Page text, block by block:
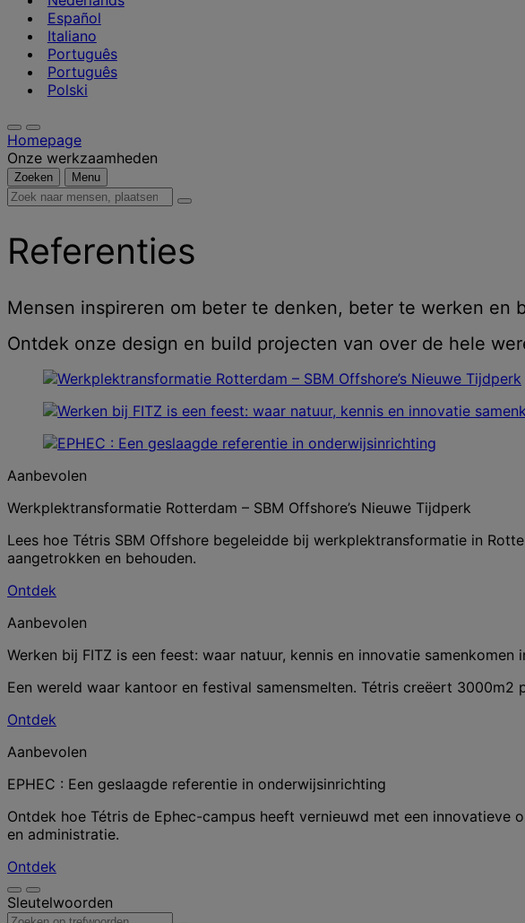
Español
Italiano
Português
Português
Polski
Homepage
Onze werkzaamheden
Zoeken Menu
Zoek
plaatsen,
nieuws
inzichten
Referenties
Mensen inspireren om beter te denken, beter te werken en
Ontdek onze design en build projecten van over de hele
Aanbevolen
Werkplektransformatie Rotterdam – SBM Offshore’s Nieuwe Tijdperk
Lees hoe Tétris SBM Offshore begeleidde bij werkplektransformatie in
aangetrokken en behouden.
Ontdek
Aanbevolen
Werken bij FITZ is een feest: waar natuur, kennis en innovatie samenkomen
Een wereld waar kantoor en festival samensmelten. Tétris creëert 3000m2
Ontdek
Aanbevolen
EPHEC : Een geslaagde referentie in onderwijsinrichting
Ontdek hoe Tétris de Ephec-campus heeft vernieuwd met een
en administratie.
Ontdek
Sleutelwoorden